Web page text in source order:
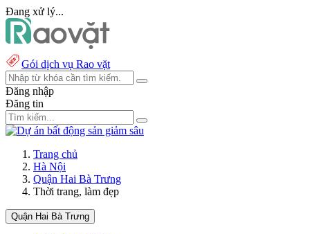
Đang xử lý...
Gói dịch vụ Rao vặt
Đăng nhập
Đăng tin
Trang chủ
Hà Nội
Quận Hai Bà Trưng
Thời trang, làm đẹp
Quận Hai Bà Trưng